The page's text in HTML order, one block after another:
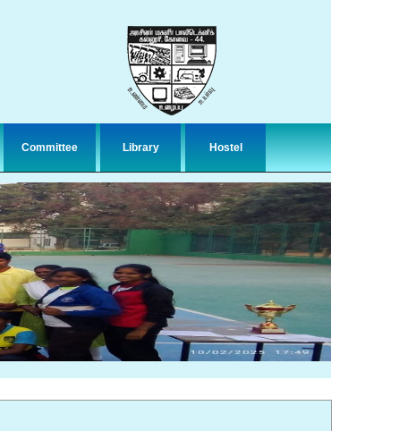
Committee Library Hostel